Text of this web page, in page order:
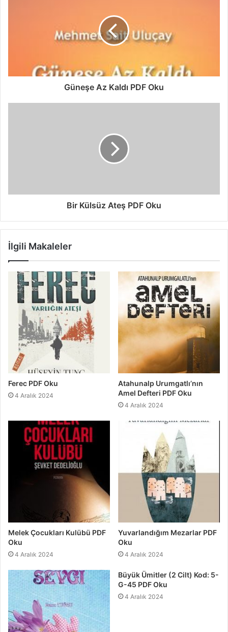
Güneşe Az Kaldı PDF Oku
Bir Külsüz Ateş PDF Oku
İlgili Makaleler
Ferec PDF Oku
4 Aralık 2024
Atahunalp Urumgatlı’nın
Amel Defteri PDF Oku
4 Aralık 2024
Melek Çocukları Kulübü PDF
Oku
4 Aralık 2024
Yuvarlandığım Mezarlar PDF
Oku
4 Aralık 2024
Büyük Ümitler (2 Cilt) Kod: 5-
G-45 PDF Oku
4 Aralık 2024